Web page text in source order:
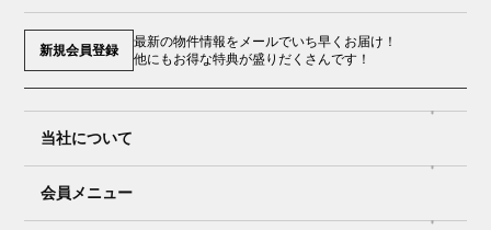
新規会員登録
最新の物件情報をメールでいち早くお届け！
他にもお得な特典が盛りだくさんです！
当社について
会員メニュー